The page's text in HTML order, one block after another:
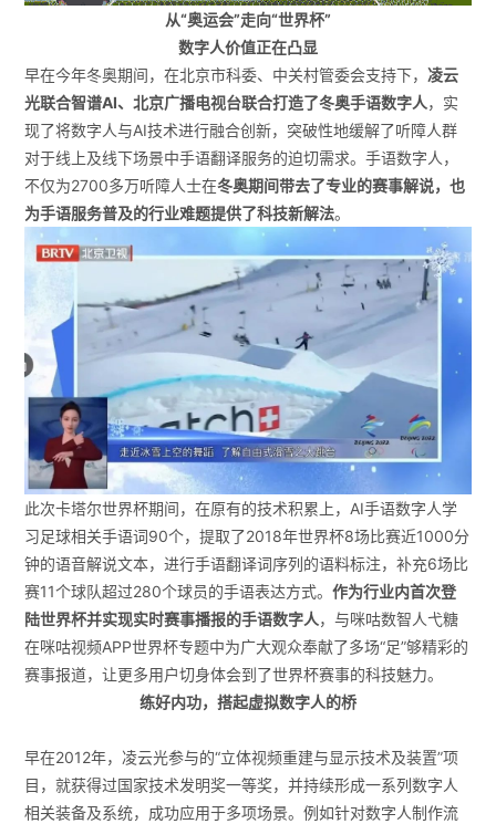
从“奥运会”走向“世界杯”
数字人价值正在凸显
早在今年冬奥期间，在北京市科委、中关村管委会支持下，凌云
光联合智谱AI、北京广播电视台联合打造了冬奥手语数字人，实
现了将数字人与AI技术进行融合创新，突破性地缓解了听障人群
对于线上及线下场景中手语翻译服务的迫切需求。手语数字人，
不仅为2700多万听障人士在冬奥期间带去了专业的赛事解说，也
为手语服务普及的行业难题提供了科技新解法。
此次卡塔尔世界杯期间，在原有的技术积累上，AI手语数字人学
习足球相关手语词90个，提取了2018年世界杯8场比赛近1000分
钟的语音解说文本，进行手语翻译词序列的语料标注，补充6场比
赛11个球队超过280个球员的手语表达方式。作为行业内首次登
陆世界杯并实现实时赛事播报的手语数字人，与咪咕数智人弋糖
在咪咕视频APP世界杯专题中为广大观众奉献了多场“足”够精彩的
赛事报道，让更多用户切身体会到了世界杯赛事的科技魅力。
练好内功，搭起虚拟数字人的桥
早在2012年，凌云光参与的“立体视频重建与显示技术及装置”项
目，就获得过国家技术发明奖一等奖，并持续形成一系列数字人
相关装备及系统，成功应用于多项场景。例如针对数字人制作流